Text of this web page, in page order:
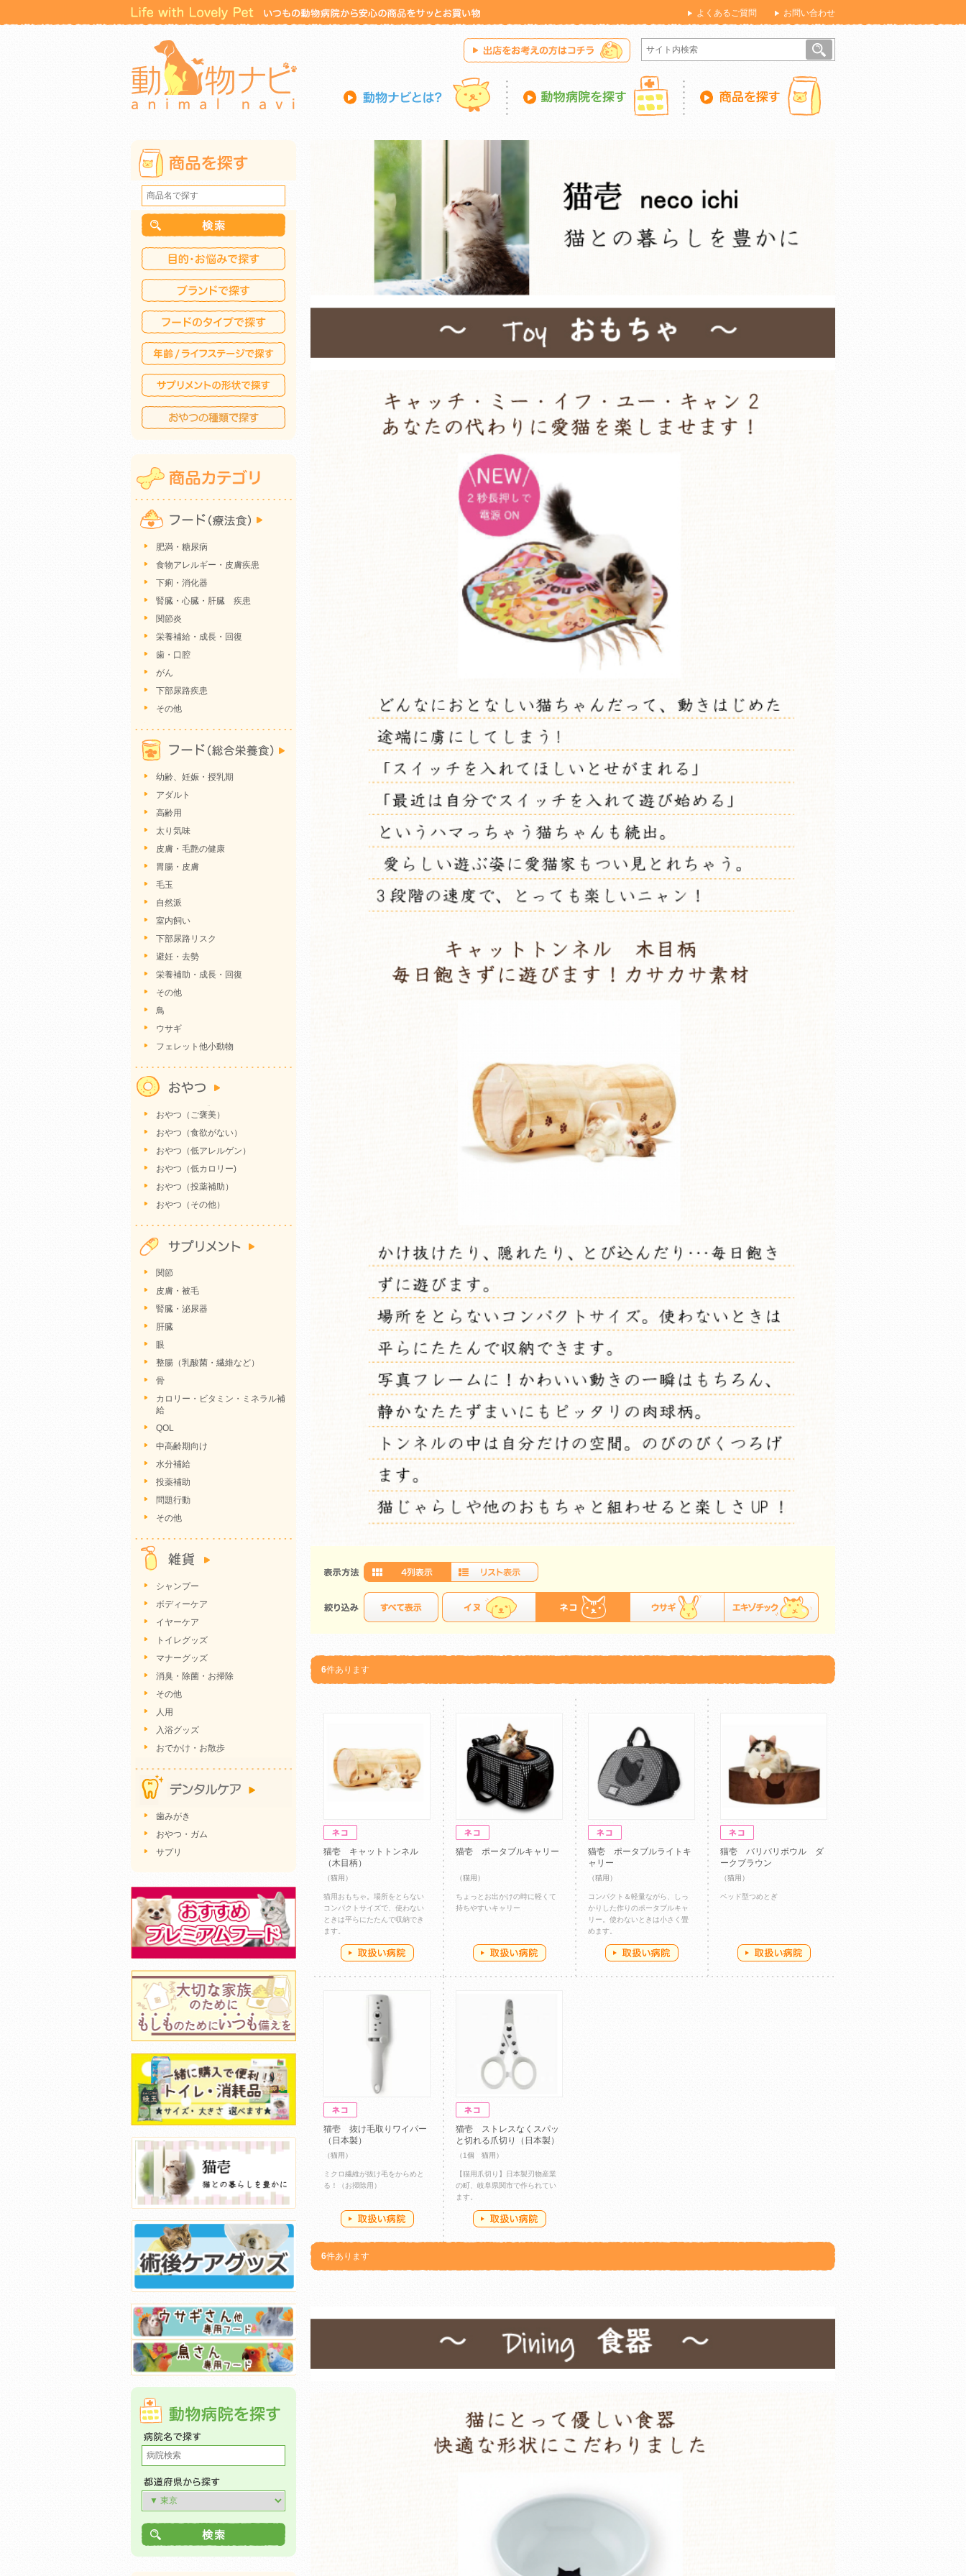
よくあるご質問 お問い合わせ
6件あります
猫壱 キャットトンネル
（木目柄）
（猫用）
猫用おもちゃ。場所をとらない
コンパクトサイズで、使わない
ときは平らにたたんで収納でき
ます。
猫壱 ポータブルキャリー
（猫用）
ちょっとお出かけの時に軽くて
持ちやすいキャリー
猫壱 ポータブルライトキ
ャリー
（猫用）
コンパクト＆軽量ながら、しっ
かりした作りのポータブルキャ
リー。使わないときは小さく畳
めます。
猫壱 バリバリボウル ダ
ークブラウン
（猫用）
ベッド型つめとぎ
猫壱 抜け毛取りワイパー
（日本製）
（猫用）
ミクロ繊維が抜け毛をからめと
る！（お掃除用）
猫壱 ストレスなくスパッ
と切れる爪切り（日本製）
（1個 猫用）
【猫用爪切り】日本製刃物産業
の町、岐阜県関市で作られてい
ます。
6件あります
肥満・糖尿病
食物アレルギー・皮膚疾患
下痢・消化器
腎臓・心臓・肝臓 疾患
関節炎
栄養補給・成長・回復
歯・口腔
がん
下部尿路疾患
その他
幼齢、妊娠・授乳期
アダルト
高齢用
太り気味
皮膚・毛艶の健康
胃腸・皮膚
毛玉
自然派
室内飼い
下部尿路リスク
避妊・去勢
栄養補助・成長・回復
その他
鳥
ウサギ
フェレット他小動物
おやつ（ご褒美）
おやつ（食欲がない）
おやつ（低アレルゲン）
おやつ（低カロリー)
おやつ（投薬補助）
おやつ（その他）
関節
皮膚・被毛
腎臓・泌尿器
肝臓
眼
整腸（乳酸菌・繊維など）
骨
カロリー・ビタミン・ミネラル補
給
QOL
中高齢期向け
水分補給
投薬補助
問題行動
その他
シャンプー
ボディーケア
イヤーケア
トイレグッズ
マナーグッズ
消臭・除菌・お掃除
その他
人用
入浴グッズ
おでかけ・お散歩
歯みがき
おやつ・ガム
サプリ